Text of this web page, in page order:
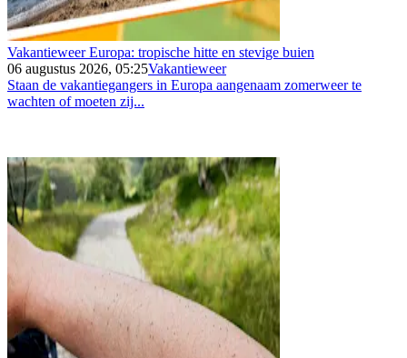
Vakantieweer Europa: tropische hitte en stevige buien
06 augustus 2026, 05:25Vakantieweer
Staan de vakantiegangers in Europa aangenaam zomerweer te
wachten of moeten zij...